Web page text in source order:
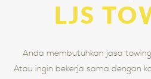
LJS
Anda membutuhkan jasa
Atau ingin bekerja sama dengan